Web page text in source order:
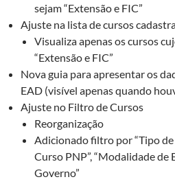
sejam “Extensão e FIC”
Ajuste na lista de cursos
Visualiza apenas os cursos
“Extensão e FIC”
Nova guia para apresentar os
EAD (visível apenas quando
Ajuste no Filtro de Cursos
Reorganização
Adicionado filtro por “Tipo de
Curso PNP”, “Modalidade de
Governo”